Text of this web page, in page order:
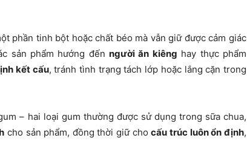
phần tinh bột hoặc chất béo mà vẫn giữ được cảm giác
sản phẩm hướng đếnngười ăn kiêng hay thực phẩm
kết cấu, tránh tình trạng tách lớp hoặc lắng cặn trong
– hai loại gum thường được sử dụng trong sữa chua,
cho sản phẩm, đồng thời giữ chocấu trúc luôn ổn định,